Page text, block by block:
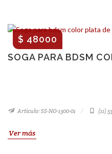
SOGA PARA BDSM
$ 48000
Artículo: SS-NO-1300-01 (11)
Ver más